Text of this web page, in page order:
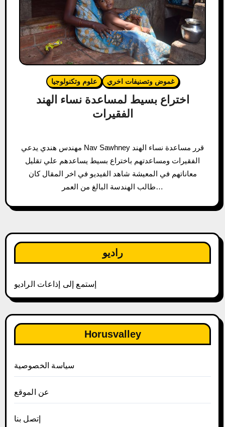
علوم وتكنولوجيا غموض وتصنيفات اخري
اختراع بسيط لمساعدة نساء الهند
الفقيرات
مهندس هندي يدعي Nav Sawhney قرر مساعدة نساء الهند
الفقيرات ومساعدتهم باختراع بسيط يساعدهم علي تقليل
معاناتهم في المعيشة شاهد الفيديو في اخر المقال كان
طالب الهندسة البالغ من العمر…
راديو
إستمع إلى إذاعات الراديو
Horusvalley
سياسة الخصوصية
عن الموقع
إتصل بنا